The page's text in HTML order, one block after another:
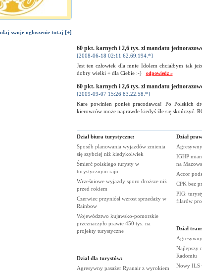
swoje ogłoszenie tutaj [+]
60 pkt. karnych i 2,6 tys. zł mandatu
[2008-06-18 02:11 62.69.194.*]
Jest ten człowiek dla mnie Idolem chciałbym tak
dobry wielki + dla Ciebie :-) odpowiedz »
60 pkt. karnych i 2,6 tys. zł mandatu
[2009-09-07 15:26 83.22.58.*]
Kare powinien ponieś pracodawca! Po Polskich
kierowców może naprawde kiedyś źle się skończyć.
Dział biura turystyczne:
Sposób planowania wyjazdów zmienia
się szybciej niż kiedykolwiek
Śmierć polskiego turysty w
turystycznym raju
Wrześniowe wyjazdy sporo droższe niż
przed rokiem
Czerwiec przyniósł wzrost sprzedaży w
Rainbow
Województwo kujawsko-pomorskie
przeznaczyło prawie 450 tys. na
projekty turystyczne
Dział dla turystów:
Agresywny pasażer Ryanair z wyrokiem
Dział
IGHP
na
Accor
CPK bez
PIG:
filarów
Dział
Najlepszy
Radomiu
Nowy ILS